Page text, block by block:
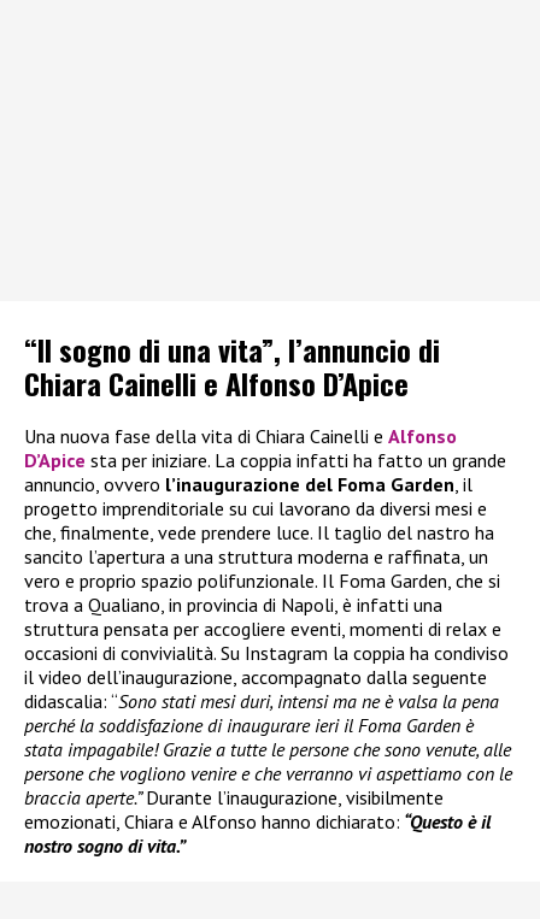
“Il sogno di una vita”, l’annuncio di
Chiara Cainelli e Alfonso D’Apice
Una nuova fase della vita di Chiara Cainelli e Alfonso
D’Apice sta per iniziare. La coppia infatti ha fatto un grande
annuncio, ovvero l’inaugurazione del Foma Garden, il
progetto imprenditoriale su cui lavorano da diversi mesi e
che, finalmente, vede prendere luce. Il taglio del nastro ha
sancito l’apertura a una struttura moderna e raffinata, un
vero e proprio spazio polifunzionale. Il Foma Garden, che si
trova a Qualiano, in provincia di Napoli, è infatti una
struttura pensata per accogliere eventi, momenti di relax e
occasioni di convivialità. Su Instagram la coppia ha condiviso
il video dell’inaugurazione, accompagnato dalla seguente
didascalia: “Sono stati mesi duri, intensi ma ne è valsa la pena
perché la soddisfazione di inaugurare ieri il Foma Garden è
stata impagabile! Grazie a tutte le persone che sono venute, alle
persone che vogliono venire e che verranno vi aspettiamo con le
braccia aperte.”Durante l’inaugurazione, visibilmente
emozionati, Chiara e Alfonso hanno dichiarato: “Questo è il
nostro sogno di vita.”